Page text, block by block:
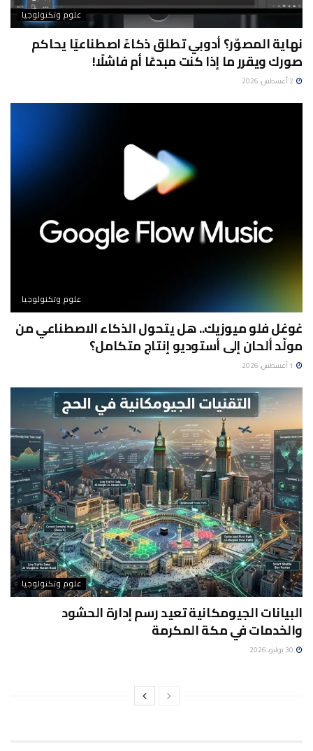
علوم وتكنولوجيا
نهاية المصوّر؟ أدوبي تطلق ذكاءً اصطناعيًا يحاكم
صورك ويقرر ما إذا كنت مبدعًا أم فاشلًا!
علوم وتكنولوجيا
غوغل فلو ميوزيك.. هل يتحول الذكاء الاصطناعي من
مولّد ألحان إلى أستوديو إنتاج متكامل؟
علوم وتكنولوجيا
البيانات الجيومكانية تعيد رسم إدارة الحشود
والخدمات في مكة المكرمة